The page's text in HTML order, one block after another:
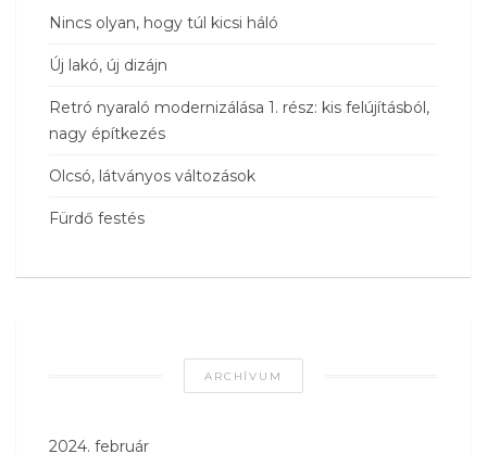
Nincs olyan, hogy túl kicsi háló
Új lakó, új dizájn
Retró nyaraló modernizálása 1. rész: kis felújításból,
nagy építkezés
Olcsó, látványos változások
Fürdő festés
ARCHÍVUM
2024. február